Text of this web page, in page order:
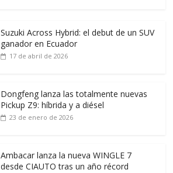
Suzuki Across Hybrid: el debut de un SUV
ganador en Ecuador
17 de abril de 2026
Dongfeng lanza las totalmente nuevas
Pickup Z9: híbrida y a diésel
23 de enero de 2026
Ambacar lanza la nueva WINGLE 7
desde CIAUTO tras un año récord